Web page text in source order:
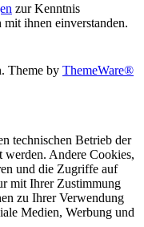
zur Kenntnis
mit ihnen einverstanden.
Theme by ThemeWare®
technischen Betrieb der
werden. Andere Cookies,
und die Zugriffe auf
mit Ihrer Zustimmung
zu Ihrer Verwendung
Medien, Werbung und